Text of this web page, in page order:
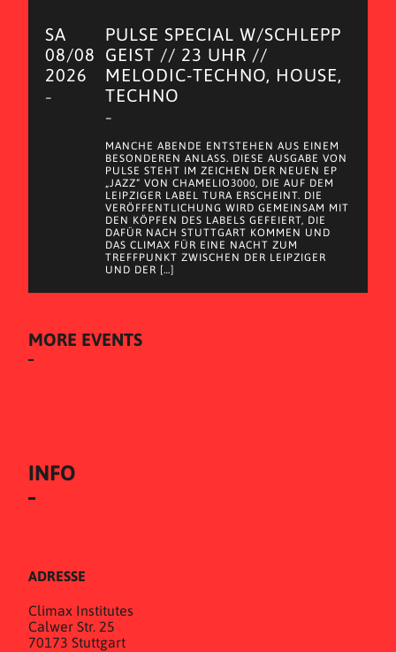
SA
08/08
2026
–
PULSE SPECIAL W/SCHLEPP
GEIST // 23 UHR //
MELODIC-TECHNO, HOUSE,
TECHNO
–
MANCHE ABENDE ENTSTEHEN AUS EINEM
BESONDEREN ANLASS. DIESE AUSGABE VON
PULSE STEHT IM ZEICHEN DER NEUEN EP
„JAZZ“ VON CHAMELIO3000, DIE AUF DEM
LEIPZIGER LABEL TURA ERSCHEINT. DIE
VERÖFFENTLICHUNG WIRD GEMEINSAM MIT
DEN KÖPFEN DES LABELS GEFEIERT, DIE
DAFÜR NACH STUTTGART KOMMEN UND
DAS CLIMAX FÜR EINE NACHT ZUM
TREFFPUNKT ZWISCHEN DER LEIPZIGER
UND DER […]
MORE EVENTS
INFO
ADRESSE
Climax Institutes
Calwer Str. 25
70173 Stuttgart